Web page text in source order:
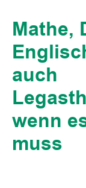
Mathe,
auch
wenn
muss